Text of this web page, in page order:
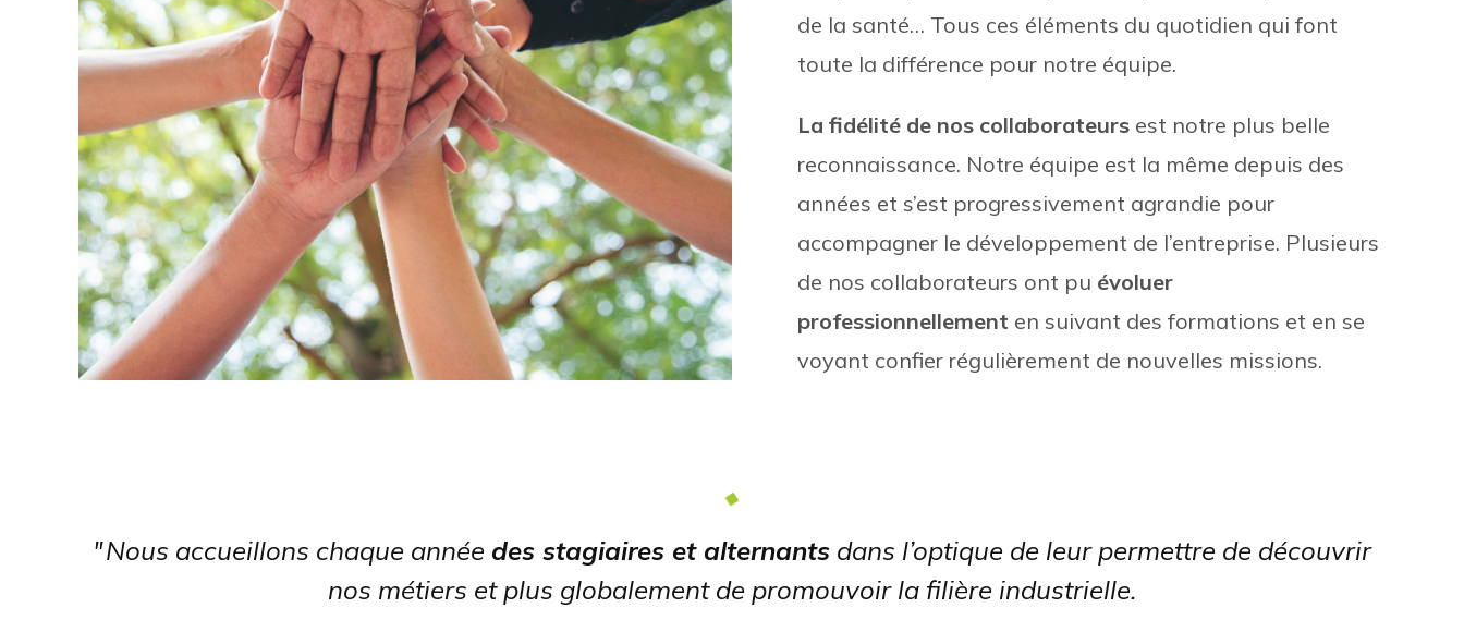
de la santé… Tous ces éléments du quotidien qui font
toute la différence pour notre équipe.
La fidélité de nos collaborateurs est notre plus belle
reconnaissance. Notre équipe est la même depuis des
années et s’est progressivement agrandie pour
accompagner le développement de l’entreprise. Plusieurs
de nos collaborateurs ont pu évoluer
professionnellement en suivant des formations et en se
voyant confier régulièrement de nouvelles missions.
Nous accueillons chaque année des stagiaires et alternants dans l’optique de leur permettre de découvrir
nos métiers et plus globalement de promouvoir la filière industrielle.